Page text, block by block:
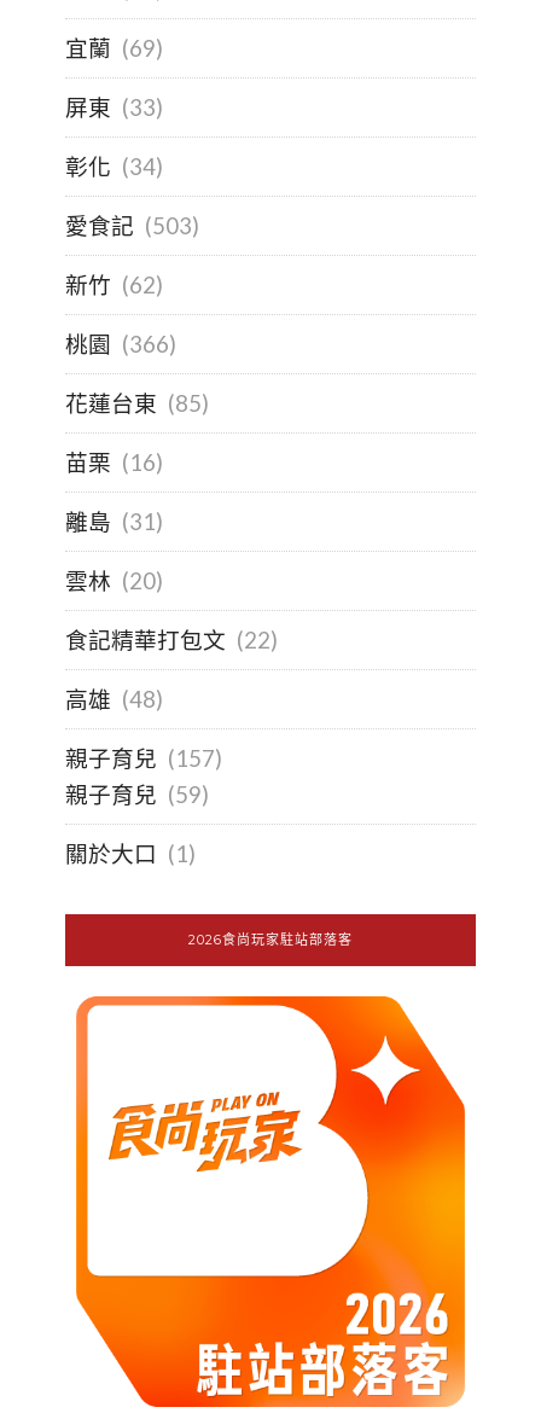
宜蘭 (69)
屏東 (33)
彰化 (34)
愛食記 (503)
新竹 (62)
桃園 (366)
花蓮台東 (85)
苗栗 (16)
離島 (31)
雲林 (20)
食記精華打包文 (22)
高雄 (48)
親子育兒 (157)
親子育兒 (59)
關於大口 (1)
2026食尚玩家駐站部落客